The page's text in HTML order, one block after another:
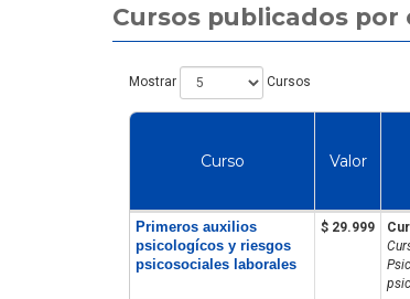
Cursos publicados por
Mostrar Cursos
Curso Valor
Primeros auxilios
psicologícos y riesgos
psicosociales laborales
$ 29.999